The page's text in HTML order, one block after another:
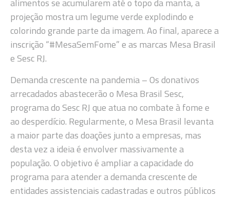
alimentos se acumularem até o topo da manta, a
projeção mostra um legume verde explodindo e
colorindo grande parte da imagem. Ao final, aparece a
inscrição “#MesaSemFome” e as marcas Mesa Brasil
e Sesc RJ.
Demanda crescente na pandemia – Os donativos
arrecadados abastecerão o Mesa Brasil Sesc,
programa do Sesc RJ que atua no combate à fome e
ao desperdício. Regularmente, o Mesa Brasil levanta
a maior parte das doações junto a empresas, mas
desta vez a ideia é envolver massivamente a
população. O objetivo é ampliar a capacidade do
programa para atender a demanda crescente de
entidades assistenciais cadastradas e outros públicos